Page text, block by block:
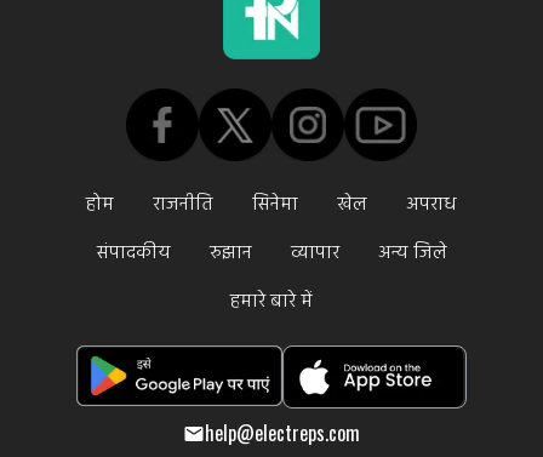
होम राजनीति सिनेमा खेल
अपराध
संपादकीय
रुझान व्यापार
अन्य जिले
हमारे बारे में
help@electreps.com